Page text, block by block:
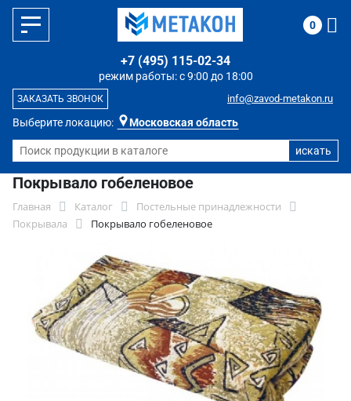
Выберите локацию: Московская область
режим работы: с 9:00 до 18:00
+7 (495) 115-02-34
info@zavod-metakon.ru
ЗАКАЗАТЬ ЗВОНОК
0
Покрывало гобеленовое
Главная Каталог
Постельные принадлежности
Покрывала
Покрывало гобеленовое